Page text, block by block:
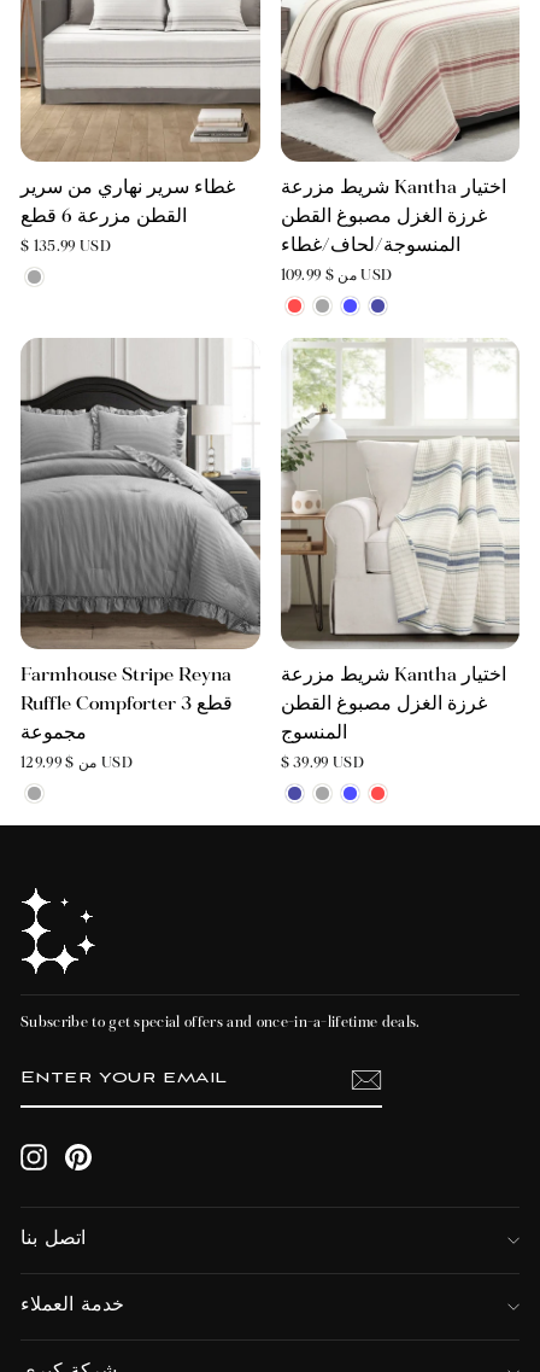
غطاء سرير نهاري من سرير
القطن مزرعة 6 قطع
$ 135.99 USD
شريط مزرعة Kantha اختيار
غرزة الغزل مصبوغ القطن
المنسوجة/لحاف/غطاء
من $ 109.99 USD
Farmhouse Stripe Reyna
Ruffle Compforter 3 قطع
مجموعة
من $ 129.99 USD
شريط مزرعة Kantha اختيار
غرزة الغزل مصبوغ القطن
المنسوج
$ 39.99 USD
Subscribe to get special offers and once-in-a-lifetime deals.
YOUR
InstagramPinterest
اتصل بنا
خدمة العملاء